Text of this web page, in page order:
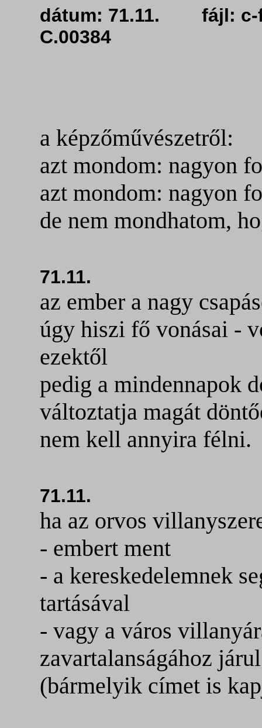
dátum: 71.11. fájl:
C.00384
a képzőművészetről:
azt mondom: nagyon
azt mondom: nagyon
de nem mondhatom,
71.11.
az ember a nagy
úgy hiszi fő vonásai -
ezektől
pedig a mindennapok
változtatja magát
nem kell annyira félni.
71.11.
ha az orvos
- embert ment
- a kereskedelemnek
tartásával
- vagy a város
zavartalanságához
(bármelyik címet is